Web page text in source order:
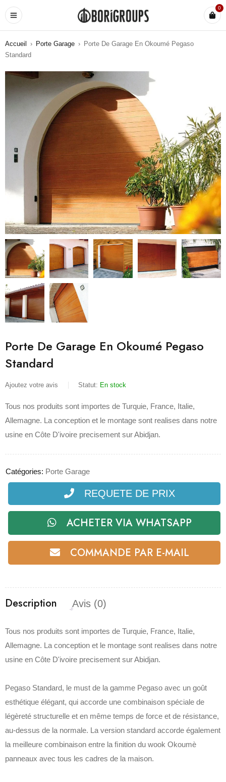
0
Accueil › Porte Garage › Porte De Garage En Okoumé Pegaso
Standard
Porte De Garage En Okoumé Pegaso
Standard
Ajoutez votre avis Statut: En stock
Tous nos produits sont importes de Turquie, France, Italie,
Allemagne. La conception et le montage sont realises dans notre
usine en Côte D'ivoire precisement sur Abidjan.
Catégories: Porte Garage
REQUETE DE PRIX
ACHETER VIA WHATSAPP
COMMANDE PAR E-MAIL
Description Avis (0)
Tous nos produits sont importes de Turquie, France, Italie,
Allemagne. La conception et le montage sont realises dans notre
usine en Côte D'ivoire precisement sur Abidjan.
Pegaso Standard, le must de la gamme Pegaso avec un goût
esthétique élégant, qui accorde une combinaison spéciale de
légèreté structurelle et en même temps de force et de résistance,
au-dessus de la normale.‎ La version standard accorde également
la meilleure combinaison entre la ﬁnition du wook Okoumè
panneaux avec tous les cadres de la maison.‎